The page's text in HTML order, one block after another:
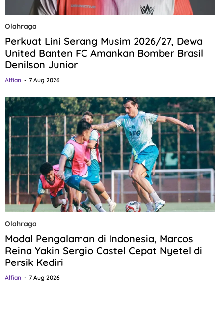
Olahraga
Perkuat Lini Serang Musim 2026/27, Dewa
United Banten FC Amankan Bomber Brasil
Denilson Junior
Alfian 7 Aug 2026
Olahraga
Modal Pengalaman di Indonesia, Marcos
Reina Yakin Sergio Castel Cepat Nyetel di
Persik Kediri
Alfian 7 Aug 2026